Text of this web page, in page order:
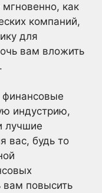
мгновенно, как
компаний,
для
вам вложить
финансовые
индустрию,
лучшие
вас, будь то
повысить